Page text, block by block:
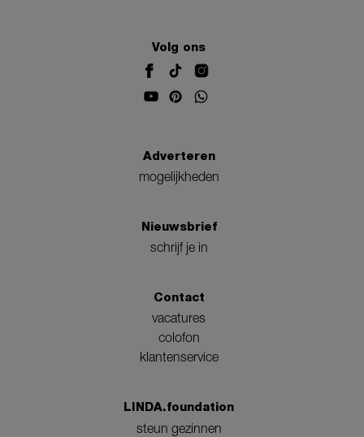
Volg ons
Adverteren
mogelijkheden
Nieuwsbrief
schrijf je in
Contact
vacatures
colofon
klantenservice
LINDA.foundation
steun gezinnen